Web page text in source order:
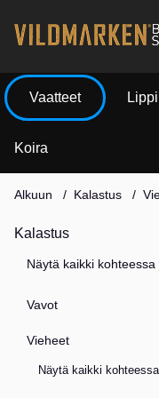
Vaatteet
Koira
Alkuun Kalastus
Kalastus
Näytä kaikki kohteessa
Vavot
Vieheet
Näytä kaikki